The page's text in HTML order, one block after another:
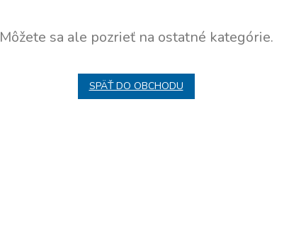
Môžete sa ale pozrieť na ostatné kategórie.
SPÄŤ DO OBCHODU